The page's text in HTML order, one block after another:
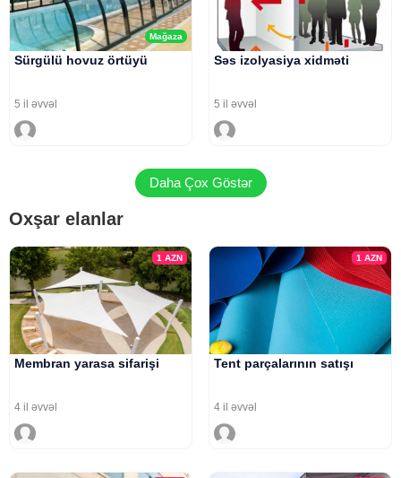
Mağaza
Sürgülü hovuz örtüyü
5 il əvvəl
Səs izolyasiya xidməti
5 il əvvəl
Daha Çox Göstər
Oxşar elanlar
1AZN
Membran yarasa sifarişi
4 il əvvəl
1 AZN
Tent parçalarının satışı
4 il əvvəl